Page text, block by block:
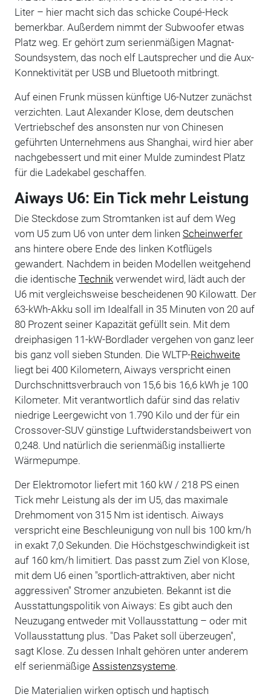
Liter – hier macht sich das schicke Coupé-Heck
bemerkbar. Außerdem nimmt der Subwoofer etwas
Platz weg. Er gehört zum serienmäßigen Magnat-
Soundsystem, das noch elf Lautsprecher und die Aux-
Konnektivität per USB und Bluetooth mitbringt.
Auf einen Frunk müssen künftige U6-Nutzer zunächst
verzichten. Laut Alexander Klose, dem deutschen
Vertriebschef des ansonsten nur von Chinesen
geführten Unternehmens aus Shanghai, wird hier aber
nachgebessert und mit einer Mulde zumindest Platz
für die Ladekabel geschaffen.
Aiways U6: Ein Tick mehr Leistung
Die Steckdose zum Stromtanken ist auf dem Weg
vom U5 zum U6 von unter dem linken Scheinwerfer
ans hintere obere Ende des linken Kotflügels
gewandert. Nachdem in beiden Modellen weitgehend
die identische Technikverwendet wird, lädt auch der
U6 mit vergleichsweise bescheidenen 90 Kilowatt. Der
63-kWh-Akku soll im Idealfall in 35 Minuten von 20 auf
80 Prozent seiner Kapazität gefüllt sein. Mit dem
dreiphasigen 11-kW-Bordlader vergehen von ganz leer
bis ganz voll sieben Stunden. Die WLTP-Reichweite
liegt bei 400 Kilometern, Aiways verspricht einen
Durchschnittsverbrauch von 15,6 bis 16,6 kWh je 100
Kilometer. Mit verantwortlich dafür sind das relativ
niedrige Leergewicht von 1.790 Kilo und der für ein
Crossover-SUV günstige Luftwiderstandsbeiwert von
0,248. Und natürlich die serienmäßig installierte
Wärmepumpe.
Der Elektromotor liefert mit 160 kW / 218 PS einen
Tick mehr Leistung als der im U5, das maximale
Drehmoment von 315 Nm ist identisch. Aiways
verspricht eine Beschleunigung von null bis 100 km/h
in exakt 7,0 Sekunden. Die Höchstgeschwindigkeit ist
auf 160 km/h limitiert. Das passt zum Ziel von Klose,
mit dem U6 einen "sportlich-attraktiven, aber nicht
aggressiven" Stromer anzubieten. Bekannt ist die
Ausstattungspolitik von Aiways: Es gibt auch den
Neuzugang entweder mit Vollausstattung – oder mit
Vollausstattung plus. "Das Paket soll überzeugen",
sagt Klose. Zu dessen Inhalt gehören unter anderem
elf serienmäßige Assistenzsysteme.
Die Materialien wirken optisch und haptisch